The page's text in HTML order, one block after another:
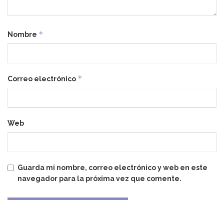
Nombre *
Correo electrónico *
Web
Guarda mi nombre, correo electrónico y web en este
navegador para la próxima vez que comente.